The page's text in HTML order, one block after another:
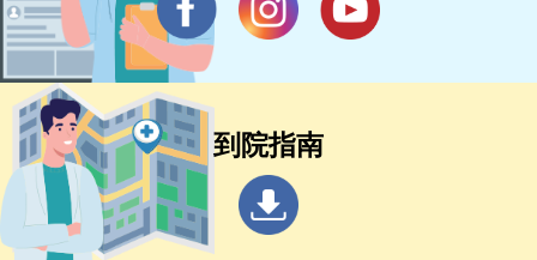
到院指南